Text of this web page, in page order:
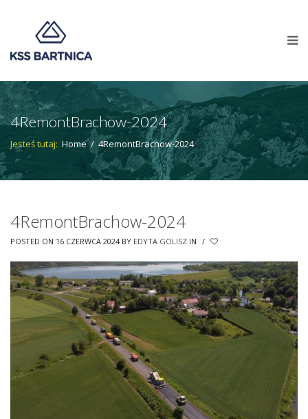
4RemontBrachow-2024
Jesteś tutaj: Home / 4RemontBrachow-2024
4RemontBrachow-2024
POSTED ON 16 CZERWCA 2024BY EDYTA GOLISZ IN /